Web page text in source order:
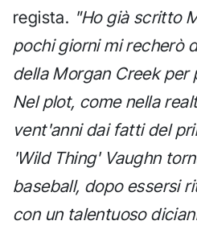
regista. "Ho già scritto
pochi giorni mi recherò
della Morgan Creek
Nel plot, come nella
vent'anni dai fatti del
'Wild Thing' Vaughn
baseball, dopo essersi
con un talentuoso